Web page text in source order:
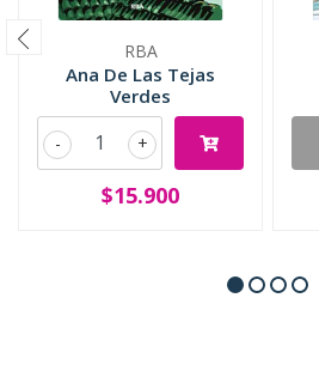
RBA
Ana De Las Tejas
Verdes
+
-
$15.900